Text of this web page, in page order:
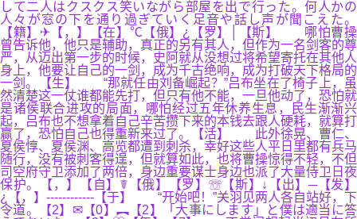
して二人はクスクス笑いながら部屋を出で行った。何人かの
人々が窓の下を通り過ぎていく足音や話し声が聞こえた。
【籍】✈【，】【在】℃【俄】¿【罗】│【斯】 哪怕曹操
曾告诉他，他只是辅助，真正的另有其人，但作为一名剑客的尊
严，从迈出第一步的时候，史阿就从没想过将希望寄托在其他人
身上，他要让自己的一剑，成为千古绝响，成为打破天下格局的
一剑。【生】 “那就任由刘备崛起？”吕布坐在了椅子上，虽
然清楚这一仗谁都能先打，但只有他不能，一旦他动了，恐怕就
是诸侯联合进攻的局面，哪怕经过五年休养生息，民生渐渐兴
起，吕布也不想拿着自己辛苦攒下来的本钱去跟人硬耗，就算打
赢了，恐怕自己也得重新来过了。【活】 此外徐晃、曹仁、
夏侯惇、夏侯渊、高览都遭到刺杀，幸好这些人平日里都有兵马
随行，没有被刺客得逞，但就算如此，也将曹操惊得不轻，不但
司空府守卫添加了两倍，身边重要谋士身边也派了大量侍卫日夜
保护。【，】【自】☤【俄】【罗】☏【斯】↓【出】─【发】
¿【，】------------【于】 “开始吧！”关羽见两人各自站好，下
令道。【2】✉【0】︻【2】「大事にします」と僕は適当に答